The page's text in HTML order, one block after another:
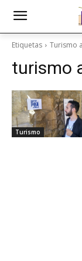
Etiquetas Turismo
turismo
Turismo